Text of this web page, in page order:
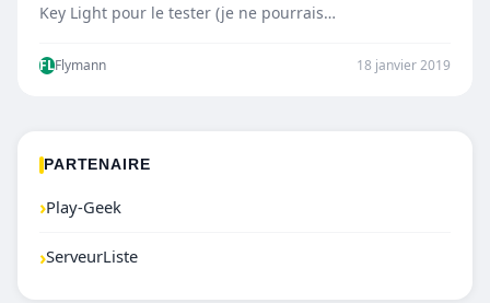
Key Light pour le tester (je ne pourrais…
FLFlymann 18 janvier 2019
PARTENAIRE
›Play-Geek
›ServeurListe